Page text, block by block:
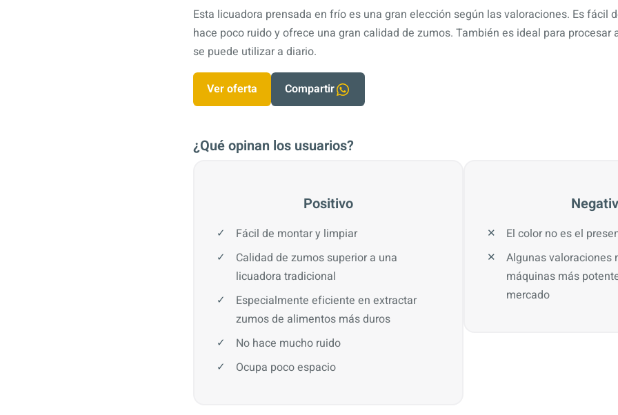
Esta licuadora prensada en frío es una gran elección según las valoraciones. Es fácil
hace poco ruido y ofrece una gran calidad de zumos. También es ideal para procesar
se puede utilizar a diario.
Ver oferta Compartir
¿Qué opinan los usuarios?
Positivo
Fácil de montar y limpiar
Calidad de zumos superior a una
licuadora tradicional
Especialmente eficiente en extractar
zumos de alimentos más duros
No hace mucho ruido
Ocupa poco espacio
El color no es el
Algunas valoraciones
máquinas más
mercado